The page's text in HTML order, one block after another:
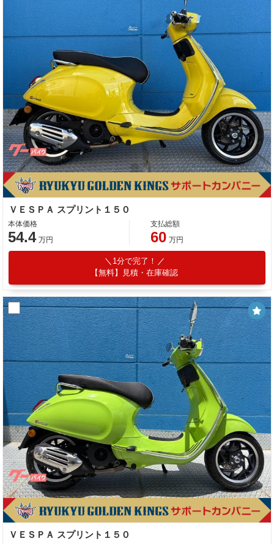
ＶＥＳＰＡ スプリント１５０
本体価格
54.4 万円
支払総額
60 万円
1分で完了！
【無料】見積・在庫確認
ＶＥＳＰＡ スプリント１５０